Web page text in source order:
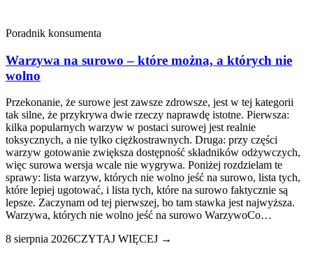
Poradnik konsumenta
Warzywa na surowo – które można, a których nie
wolno
Przekonanie, że surowe jest zawsze zdrowsze, jest w tej kategorii
tak silne, że przykrywa dwie rzeczy naprawdę istotne. Pierwsza:
kilka popularnych warzyw w postaci surowej jest realnie
toksycznych, a nie tylko ciężkostrawnych. Druga: przy części
warzyw gotowanie zwiększa dostępność składników odżywczych,
więc surowa wersja wcale nie wygrywa. Poniżej rozdzielam te
sprawy: lista warzyw, których nie wolno jeść na surowo, lista tych,
które lepiej ugotować, i lista tych, które na surowo faktycznie są
lepsze. Zaczynam od tej pierwszej, bo tam stawka jest najwyższa.
Warzywa, których nie wolno jeść na surowo WarzywoCo…
8 sierpnia 2026CZYTAJ WIĘCEJ →